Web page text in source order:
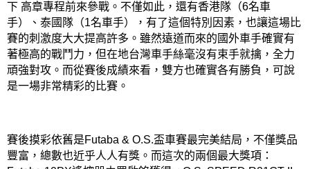
下 高章專程前來參戰。不僅如此，還有香港隊（6名車
手）、泰國隊（1名車手），有了這個特別因素，也讓這場比
賽的刺激度大大提高許多。雖然遠道而來的國外車手確實有
著極高的戰鬥力，但在地台灣車手絲毫沒有束手就擒，全力
頑強對攻。而從賽後成績來看，雙方也確實各有勝負，可說
是一場非常精彩的比賽。
賽後摸彩依舊是Futaba & O.S.盃車賽最完美結局，不僅獎品
豐富，總數也近乎人人有獎。而這次的兩個最大獎項：